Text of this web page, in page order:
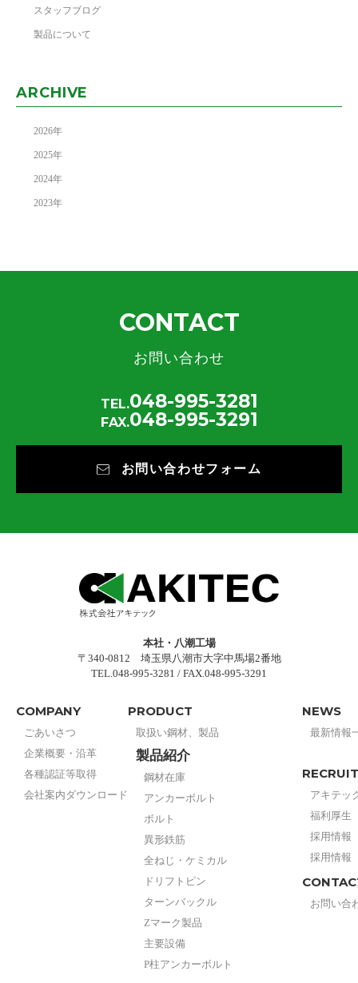
スタッフブログ
製品について
ARCHIVE
2026年
2025年
2024年
2023年
CONTACT
お問い合わせ
TEL.048-995-3281
FAX.048-995-3291
お問い合わせフォーム
本社・八潮工場
〒340-0812 埼玉県八潮市大字中馬場2番地
TEL.048-995-3281 / FAX.048-995-3291
COMPANY
ごあいさつ
企業概要・沿革
各種認証等取得
会社案内ダウンロード
PRODUCT
取扱い鋼材、製品
製品紹介
鋼材在庫
アンカーボルト
ボルト
異形鉄筋
全ねじ・ケミカル
ドリフトピン
ターンバックル
Zマーク製品
主要設備
P柱アンカーボルト
NEWS
最新情報
RECRUIT
アキテッ
福利厚生
採用情報
採用情報
お問い合